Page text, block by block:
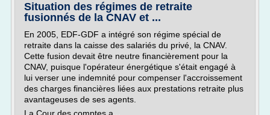
Situation des régimes de retraite
fusionnés de la CNAV et ...
En 2005, EDF-GDF a intégré son régime spécial de
retraite dans la caisse des salariés du privé, la CNAV.
Cette fusion devait être neutre financièrement pour la
CNAV, puisque l'opérateur énergétique s'était engagé à
lui verser une indemnité pour compenser l'accroissement
des charges financières liées aux prestations retraite plus
avantageuses de ses agents.